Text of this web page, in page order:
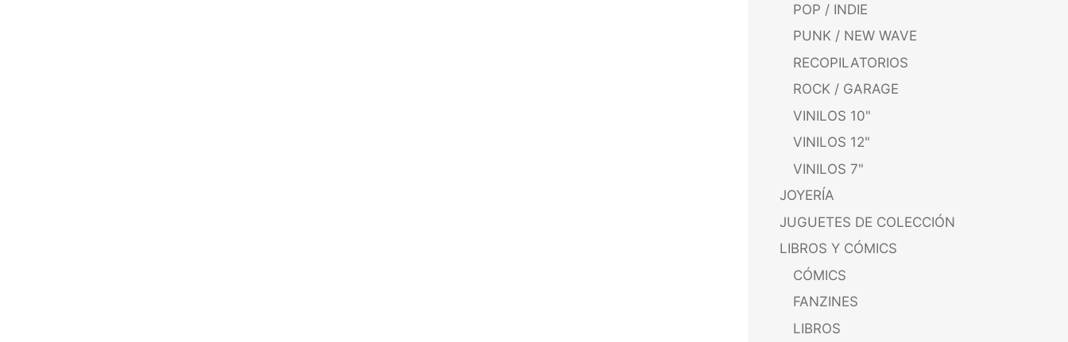
POP / INDIE
PUNK / NEW WAVE
RECOPILATORIOS
ROCK / GARAGE
VINILOS 10"
VINILOS 12"
VINILOS 7"
JOYERÍA
JUGUETES DE COLECCIÓN
LIBROS Y CÓMICS
CÓMICS
FANZINES
LIBROS